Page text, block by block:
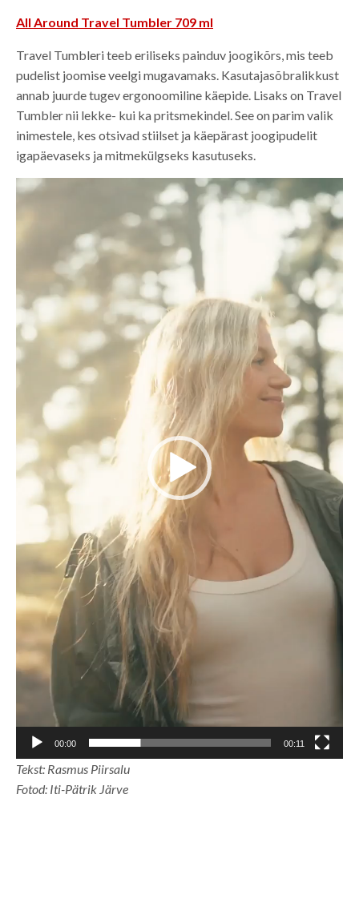
All Around Travel Tumbler 709 ml
Travel Tumbleri teeb eriliseks painduv joogikõrs, mis teeb
pudelist joomise veelgi mugavamaks. Kasutajasõbralikkust
annab juurde tugev ergonoomiline käepide. Lisaks on Travel
Tumbler nii lekke- kui ka pritsmekindel. See on parim valik
inimestele, kes otsivad stiilset ja käepärast joogipudelit
igapäevaseks ja mitmekülgseks kasutuseks.
Videoesitaja
00:00 00:11
Tekst: Rasmus Piirsalu
Fotod: Iti-Pätrik Järve